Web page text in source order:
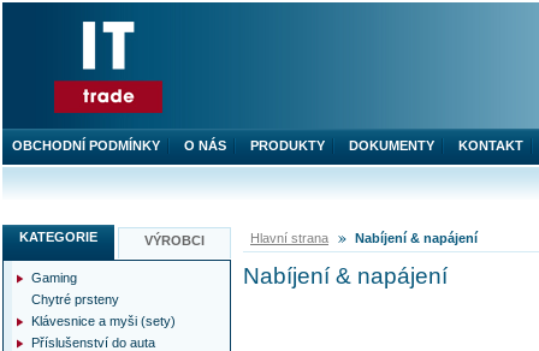
Hlavní strana Nabíjení & napájení
Nabíjení & napájení
KATEGORIE VÝROBCI
Gaming
Chytré prsteny
Klávesnice a myši (sety)
Příslušenství do auta
OBCHODNÍ PODMÍNKY O NÁS PRODUKTY DOKUMENTY KONTAKT